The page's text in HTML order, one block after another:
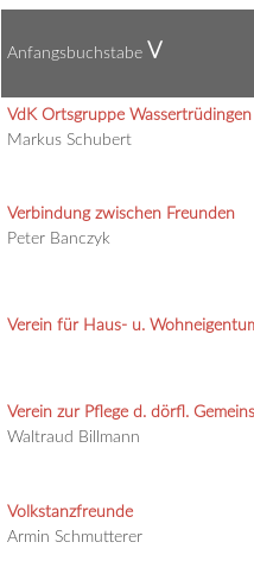
AnfangsbuchstabeV
VdK Ortsgruppe Wassertrüdingen
Markus Schubert
Verbindung zwischen Freunden
Peter Banczyk
Verein für Haus- u.
Verein zur Pflege d. dörfl.
Waltraud Billmann
Volkstanzfreunde
Armin Schmutterer